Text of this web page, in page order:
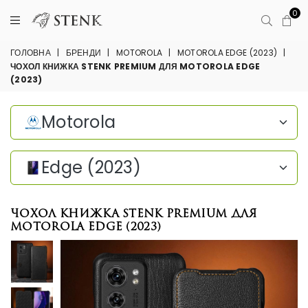
0
ГОЛОВНА | БРЕНДИ | MOTOROLA | MOTOROLA EDGE (2023)
|
ЧОХОЛ КНИЖКА STENK PREMIUM ДЛЯ MOTOROLA EDGE
(2023)
Чохол книжка Stenk Premium для
Motorola Edge (2023)
Motorola
Edge (2023)